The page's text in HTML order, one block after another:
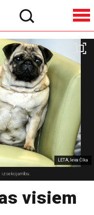
LETA, Ieva Čīka
izsekojamību.
visiem